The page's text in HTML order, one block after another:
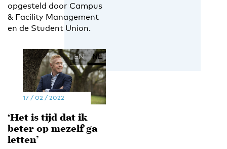
opgesteld door Campus
& Facility Management
en de Student Union.
EN NL
17 / 02 / 2022
‘Het is tijd dat ik
beter op mezelf ga
letten’